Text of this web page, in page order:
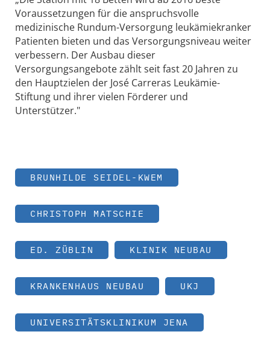
Voraussetzungen für die anspruchsvolle
medizinische Rundum-Versorgung leukämiekranker
Patienten bieten und das Versorgungsniveau weiter
verbessern. Der Ausbau dieser
Versorgungsangebote zählt seit fast 20 Jahren zu
den Hauptzielen der José Carreras Leukämie-
Stiftung und ihrer vielen Förderer und
Unterstützer."
BRUNHILDE SEIDEL-KWEM
CHRISTOPH MATSCHIE
ED. ZÜBLIN KLINIK NEUBAU
KRANKENHAUS NEUBAU UKJ
UNIVERSITÄTSKLINIKUM JENA